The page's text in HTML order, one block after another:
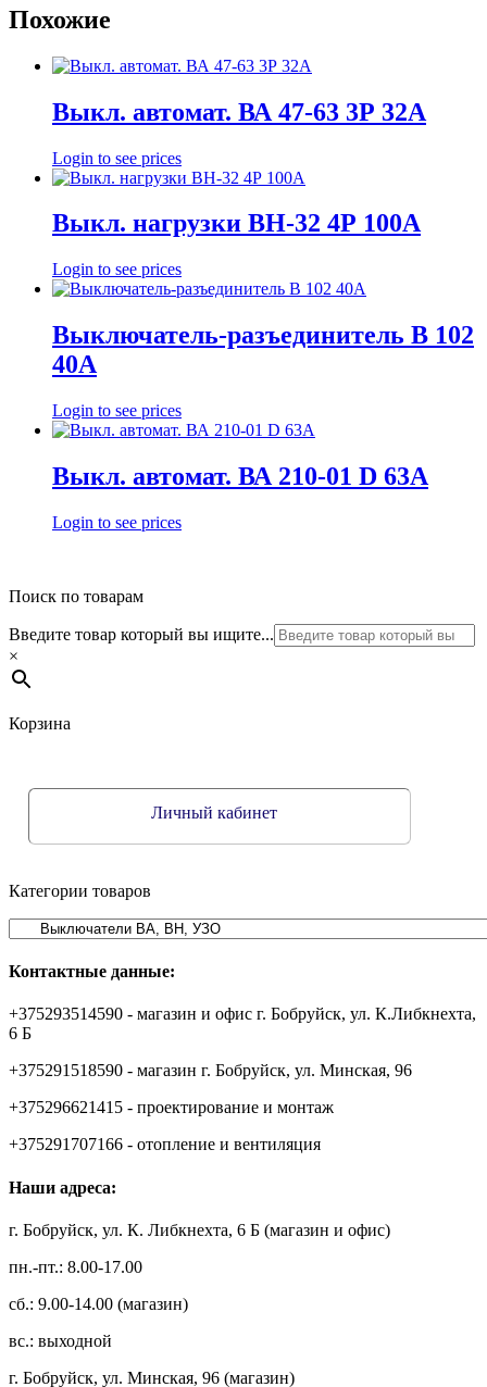
Похожие
Выкл. автомат. ВА 47-63 3Р 32А
Login to see prices
Выкл. нагрузки ВН-32 4Р 100А
Login to see prices
Выключатель-разъединитель В 102
40А
Login to see prices
Выкл. автомат. ВА 210-01 D 63А
Login to see prices
Поиск по товарам
Введите товар который вы ищите...
×
Корзина
Личный кабинет
Категории товаров
Контактные данные:
+375293514590 - магазин и офис г. Бобруйск, ул. К.Либкнехта,
6 Б
+375291518590 - магазин г. Бобруйск, ул. Минская, 96
+375296621415 - проектирование и монтаж
+375291707166 - отопление и вентиляция
Наши адреса:
г. Бобруйск, ул. К. Либкнехта, 6 Б (магазин и офис)
пн.-пт.: 8.00-17.00
сб.: 9.00-14.00 (магазин)
вс.: выходной
г. Бобруйск, ул. Минская, 96 (магазин)